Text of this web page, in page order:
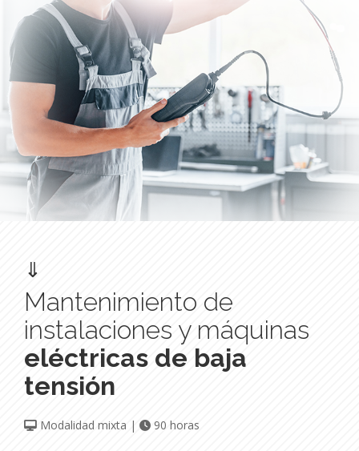
⇓
Mantenimiento de
instalaciones y máquinas
eléctricas de baja
tensión
Modalidad mixta | 90 horas